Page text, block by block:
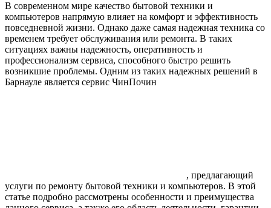
В современном мире качество бытовой техники и
компьютеров напрямую влияет на комфорт и эффективность
повседневной жизни. Однако даже самая надежная техника со
временем требует обслуживания или ремонта. В таких
ситуациях важны надежность, оперативность и
профессионализм сервиса, способного быстро решить
возникшие проблемы. Одним из таких надежных решений в
Барнауле является сервис ЧинПочин
, предлагающий
услуги по ремонту бытовой техники и компьютеров. В этой
статье подробно рассмотрены особенности и преимущества